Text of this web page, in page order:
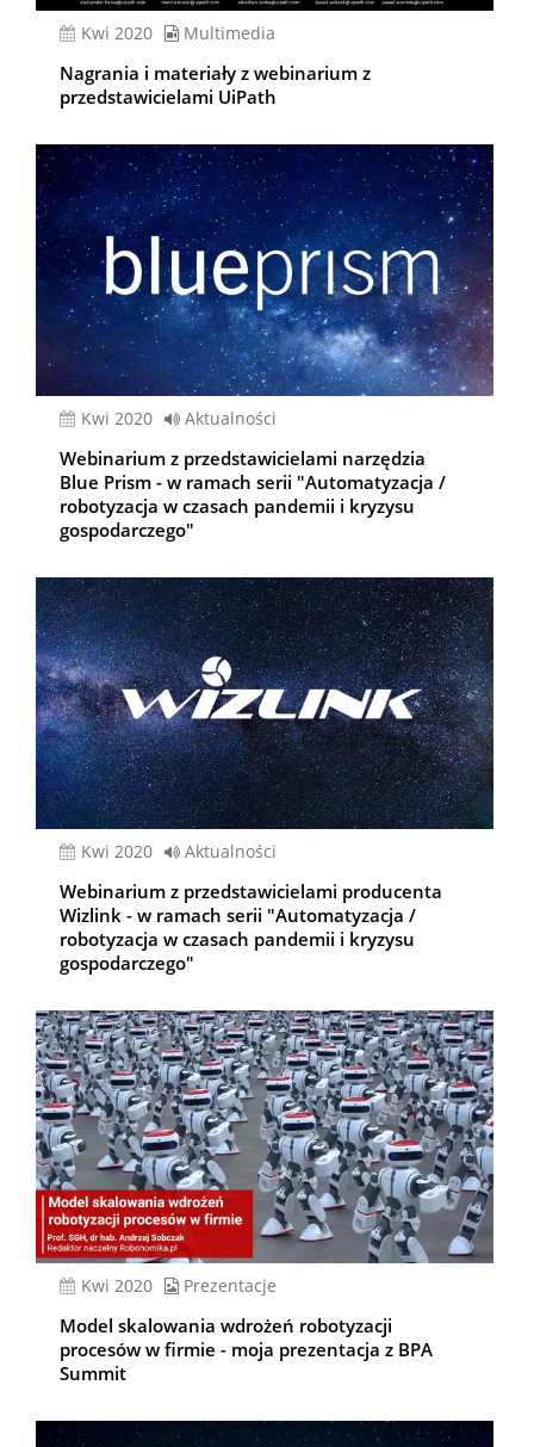
kwi 2020 Multimedia
Nagrania i materiały z webinarium z
przedstawicielami UiPath
kwi 2020 Aktualności
Webinarium z przedstawicielami narzędzia
Blue Prism - w ramach serii "Automatyzacja /
robotyzacja w czasach pandemii i kryzysu
gospodarczego"
kwi 2020 Aktualności
Webinarium z przedstawicielami producenta
Wizlink - w ramach serii "Automatyzacja /
robotyzacja w czasach pandemii i kryzysu
gospodarczego"
kwi 2020 Prezentacje
Model skalowania wdrożeń robotyzacji
procesów w firmie - moja prezentacja z BPA
Summit